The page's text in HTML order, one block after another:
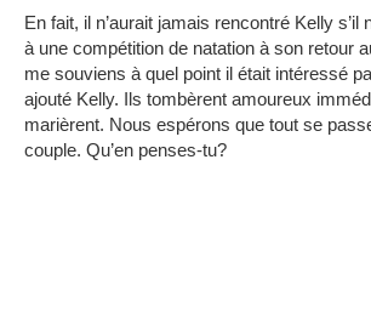
En fait, il n’aurait jamais rencontré Kelly s’il
à une compétition de natation à son retour
me souviens à quel point il était intéressé
ajouté Kelly. Ils tombèrent amoureux
marièrent. Nous espérons que tout se
couple. Qu’en penses-tu?